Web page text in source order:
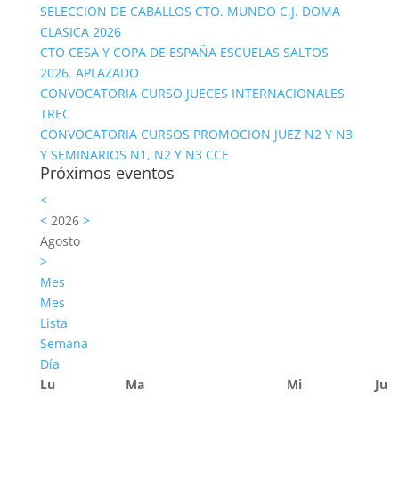
SELECCION DE CABALLOS CTO. MUNDO C.J. DOMA
CLASICA 2026
CTO CESA Y COPA DE ESPAÑA ESCUELAS SALTOS
2026. APLAZADO
CONVOCATORIA CURSO JUECES INTERNACIONALES
TREC
CONVOCATORIA CURSOS PROMOCION JUEZ N2 Y N3
Y SEMINARIOS N1, N2 Y N3 CCE
Próximos eventos
<
<2026 >
Agosto
>
Mes
Mes
Lista
Semana
Día
Lu
Ma Mi Ju